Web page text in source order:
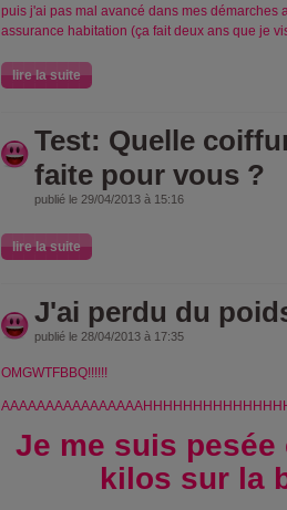
puis j'ai pas mal avancé dans mes démarches
assurance habitation (ça fait deux ans que je
lire la suite
Test: Quelle
faite pour vous ?
publié le 29/04/2013 à 15:16
lire la suite
J'ai perdu du
publié le 28/04/2013 à 17:35
OMGWTFBBQ!!!!!!
Je me suis pesée
kilos sur la